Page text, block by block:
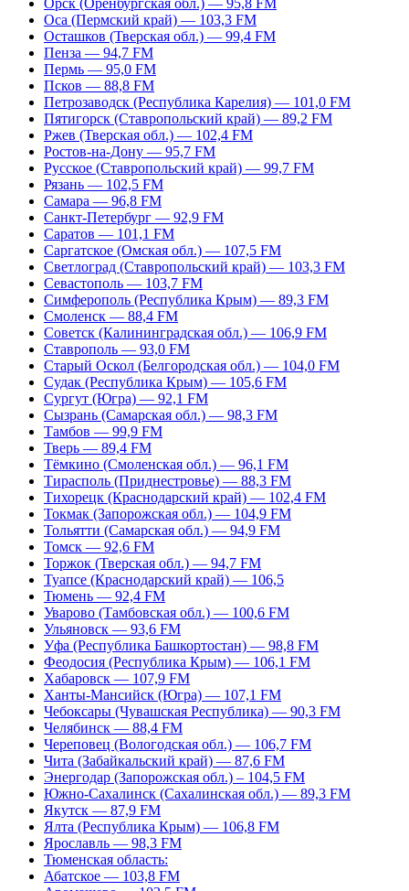
Орск (Оренбургская обл.) — 95,8 FM
Оса (Пермский край) — 103,3 FM
Осташков (Тверская обл.) — 99,4 FM
Пенза — 94,7 FM
Пермь — 95,0 FM
Псков — 88,8 FM
Петрозаводск (Республика Карелия) — 101,0 FM
Пятигорск (Ставропольский край) — 89,2 FM
Ржев (Тверская обл.) — 102,4 FM
Ростов-на-Дону — 95,7 FM
Русское (Ставропольский край) — 99,7 FM
Рязань — 102,5 FM
Самара — 96,8 FM
Санкт-Петербург — 92,9 FM
Саратов — 101,1 FM
Саргатское (Омская обл.) — 107,5 FM
Светлоград (Ставропольский край) — 103,3 FM
Севастополь — 103,7 FM
Симферополь (Республика Крым) — 89,3 FM
Смоленск — 88,4 FM
Советск (Калининградская обл.) — 106,9 FM
Ставрополь — 93,0 FM
Старый Оскол (Белгородская обл.) — 104,0 FM
Судак (Республика Крым) — 105,6 FM
Сургут (Югра) — 92,1 FM
Сызрань (Самарская обл.) — 98,3 FM
Тамбов — 99,9 FM
Тверь — 89,4 FM
Тёмкино (Смоленская обл.) — 96,1 FM
Тирасполь (Приднестровье) — 88,3 FM
Тихорецк (Краснодарский край) — 102,4 FM
Токмак (Запорожская обл.) — 104,9 FM
Тольятти (Самарская обл.) — 94,9 FM
Томск — 92,6 FM
Торжок (Тверская обл.) — 94,7 FM
Туапсе (Краснодарский край) — 106,5
Тюмень — 92,4 FM
Уварово (Тамбовская обл.) — 100,6 FM
Ульяновск — 93,6 FM
Уфа (Республика Башкортостан) — 98,8 FM
Феодосия (Республика Крым) — 106,1 FM
Хабаровск — 107,9 FM
Ханты-Мансийск (Югра) — 107,1 FM
Чебоксары (Чувашская Республика) — 90,3 FM
Челябинск — 88,4 FM
Череповец (Вологодская обл.) — 106,7 FM
Чита (Забайкальский край) — 87,6 FM
Энергодар (Запорожская обл.) – 104,5 FM
Южно-Сахалинск (Сахалинская обл.) — 89,3 FM
Якутск — 87,9 FM
Ялта (Республика Крым) — 106,8 FM
Ярославль — 98,3 FM
Тюменская область:
Абатское — 103,8 FM